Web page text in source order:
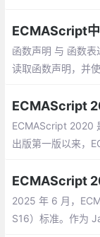
语言在万维网上应
ECMAScript
函数声明 与 函数
读取函数声明，并
正被解释执行。
ECMAScript 2020
出版第一版以来，
2025 年 6 月，
S16）标准。作为